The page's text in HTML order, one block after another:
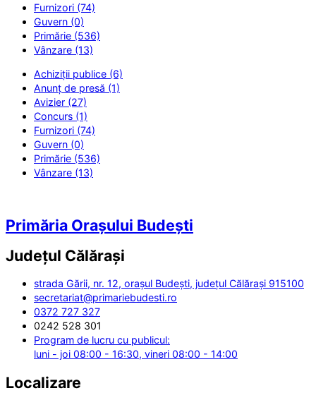
Furnizori (74)
Guvern (0)
Primărie (536)
Vânzare (13)
Achiziții publice (6)
Anunț de presă (1)
Avizier (27)
Concurs (1)
Furnizori (74)
Guvern (0)
Primărie (536)
Vânzare (13)
Primăria Orașului Budești
Județul Călărași
strada Gării, nr. 12, orașul Budești, județul Călărași 915100
secretariat@primariebudesti.ro
0372 727 327
0242 528 301
Program de lucru cu publicul:
luni - joi 08:00 - 16:30, vineri 08:00 - 14:00
Localizare